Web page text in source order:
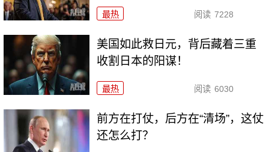
最热 阅读 7228
美国如此救日元，背后藏着三重
收割日本的阳谋！
最热 阅读 6030
前方在打仗，后方在“清场”，这仗
还怎么打？